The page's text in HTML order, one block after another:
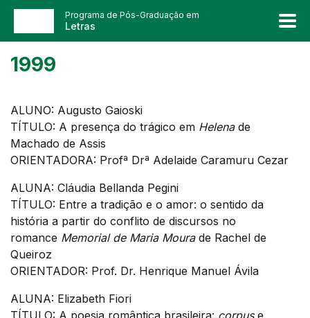
Programa de Pós-Graduação em
Letras
1999
ALUNO: Augusto Gaioski
TÍTULO: A presença do trágico em Helenade
Machado de Assis
ORIENTADORA: Profª Drª Adelaide Caramuru Cezar
ALUNA: Cláudia Bellanda Pegini
TÍTULO: Entre a tradição e o amor: o sentido da
história a partir do conflito de discursos no
romance Memorial de Maria Mourade Rachel de
Queiroz
ORIENTADOR: Prof. Dr. Henrique Manuel Ávila
ALUNA: Elizabeth Fiori
TÍTULO: A poesia romântica brasileira: corpuse